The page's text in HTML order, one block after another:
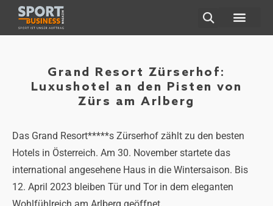
Grand Resort Zürserhof:
Luxushotel an den Pisten von
Zürs am Arlberg
Das Grand Resort*****s Zürserhof zählt zu den besten
Hotels in Österreich. Am 30. November startete das
international angesehene Haus in die Wintersaison. Bis
12. April 2023 bleiben Tür und Tor in dem eleganten